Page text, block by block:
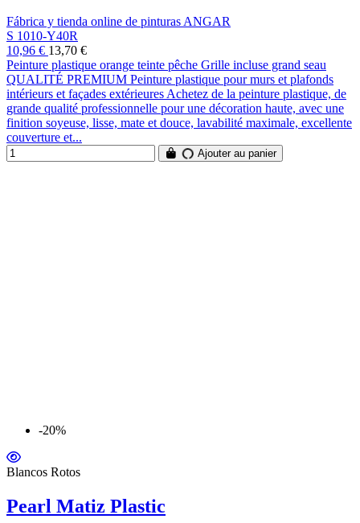
Fábrica y tienda online de pinturas ANGAR
S 1010-Y40R
10,96 € 13,70 €
Peinture plastique orange teinte pêche Grille incluse grand seau
QUALITÉ PREMIUM Peinture plastique pour murs et plafonds
intérieurs et façades extérieures Achetez de la peinture plastique, de
grande qualité professionnelle pour une décoration haute, avec une
finition soyeuse, lisse, mate et douce, lavabilité maximale, excellente
couverture et...
Ajouter au panier
-20%
Blancos Rotos
Pearl Matiz Plastic